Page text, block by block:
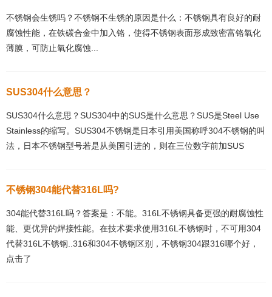
不锈钢会生锈吗？不锈钢不生锈的原因是什么：不锈钢具有良好的耐
腐蚀性能，在铁碳合金中加入铬，使得不锈钢表面形成致密富铬氧化
薄膜，可防止氧化腐蚀...
SUS304什么意思？
SUS304什么意思？SUS304中的SUS是什么意思？SUS是Steel Use
Stainless的缩写。SUS304不锈钢是日本引用美国称呼304不锈钢的叫
法，日本不锈钢型号若是从美国引进的，则在三位数字前加SUS
不锈钢304能代替316L吗?
304能代替316L吗？答案是：不能。316L不锈钢具备更强的耐腐蚀性
能、更优异的焊接性能。在技术要求使用316L不锈钢时，不可用304
代替316L不锈钢..316和304不锈钢区别，不锈钢304跟316哪个好，
点击了